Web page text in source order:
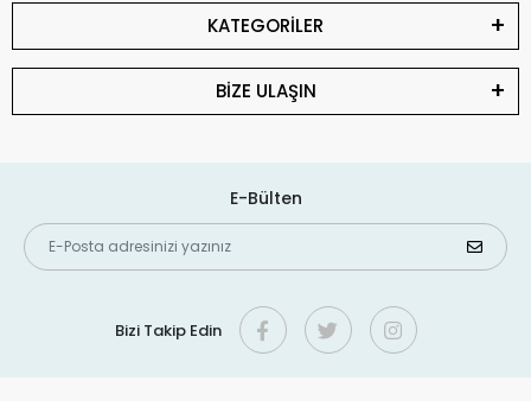
KATEGORİLER
BİZE ULAŞIN
E-Bülten
Bizi Takip Edin